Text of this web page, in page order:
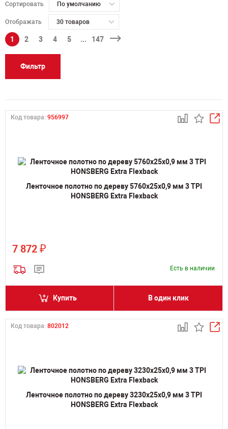
Сортировать По умолчанию
Отображать 30 товаров
1 2 3 4 5 ... 147
Фильтр
Код товара: 956997
Ленточное полотно по дереву 5760х25х0,9 мм 3 TPI
HONSBERG Extra Flexback
7 872 ₽
Есть в наличии
Купить В один клик
Код товара: 802012
Ленточное полотно по дереву 3230х25х0,9 мм 3 TPI
HONSBERG Extra Flexback